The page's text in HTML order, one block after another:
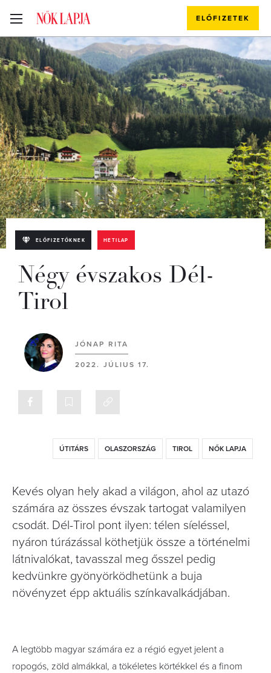
ELŐFIZETEK
ELŐFIZETŐKNEK HETILAP
Négy évszakos Dél-
Tirol
JÓNAP RITA
2022. JÚLIUS 17.
ÚTITÁRS OLASZORSZÁG TIROL NŐK LAPJA
Kevés olyan hely akad a világon, ahol az utazó
számára az összes évszak tartogat valamilyen
csodát. Dél-Tirol pont ilyen: télen síeléssel,
nyáron túrázással köthetjük össze a történelmi
látnivalókat, tavasszal meg ősszel pedig
kedvünkre gyönyörködhetünk a buja
növényzet épp aktuális színkavalkádjában.
A legtöbb magyar számára ez a régió egyet jelent a
ropogós, zöld almákkal, a tökéletes körtékkel és a finom